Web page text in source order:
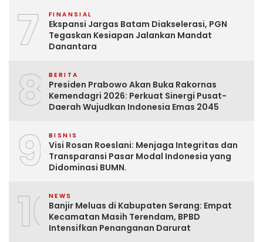
7 FINANSIAL
Ekspansi Jargas Batam Diakselerasi, PGN
Tegaskan Kesiapan Jalankan Mandat
Danantara
8 BERITA
Presiden Prabowo Akan Buka Rakornas
Kemendagri 2026: Perkuat Sinergi Pusat-
Daerah Wujudkan Indonesia Emas 2045
9 BISNIS
Visi Rosan Roeslani: Menjaga Integritas dan
Transparansi Pasar Modal Indonesia yang
Didominasi BUMN.
10NEWS
Banjir Meluas di Kabupaten Serang: Empat
Kecamatan Masih Terendam, BPBD
Intensifkan Penanganan Darurat